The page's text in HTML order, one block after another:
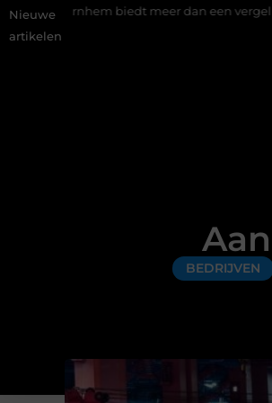
Nieuwe
artikelen
meer dan een vergelijkingssite
BEDRIJVEN